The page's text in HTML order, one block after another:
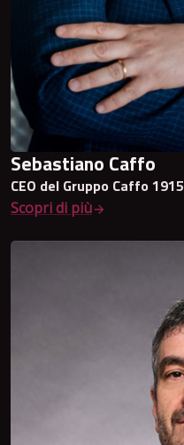
Sebastiano Caffo
CEO del Gruppo Caffo 1915
Scopri di più